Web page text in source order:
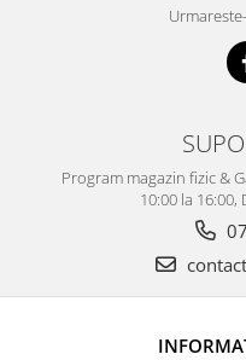
Program magazin fizic &
10:00 la